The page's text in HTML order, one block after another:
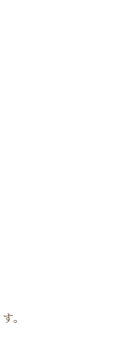
。